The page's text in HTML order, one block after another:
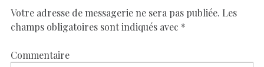
Votre adresse de messagerie ne sera pas publiée. Les
champs obligatoires sont indiqués avec *
Commentaire